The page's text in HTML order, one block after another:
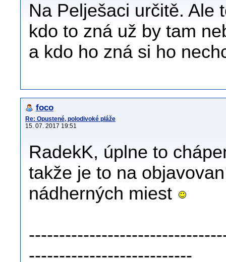
Na Pelješaci určitě. Ale
kdo to zná už by tam
a kdo ho zná si ho
foco
Re: Opustené, polodivoké pláže
15. 07. 2017 19:51
RadekK, úplne to
takže je to na
nádherných miest
---------------------------